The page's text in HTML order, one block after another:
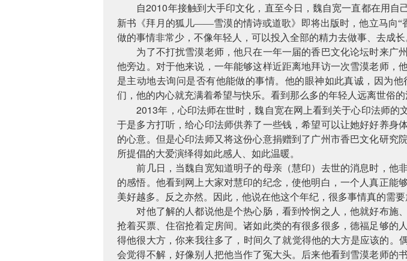
自2010年接触到大手印文化，直至今日，魏自宽一直都在用自
新书《拜月的狐儿——雪漠的情诗或道歌》即将出版时，他立马向“
做的事情非常少，不像年轻人，可以投入全部的精力去做事、去成长
为了不打扰雪漠老师，他只在一年一届的香巴文化论坛时来广
他旁边。对于他来说，一年能够这样近距离地拜访一次雪漠老师，
是主动地去询问是否有他能做的事情。他的眼神如此真诚，因为
们，他的内心就充满着希望与快乐。看到那么多的年轻人远离世俗
2013年，心印法师在世时，魏自宽在网上看到关于心印法师的
于是多方打听，给心印法师供养了一些钱，希望可以让她好好养
的心意。但是心印法师又将这份心意捐赠到了广州市香巴文化研
所提倡的大爱演绎得如此感人、如此温暖。
前几日，当魏自宽知道明子的母亲（慧印）去世的消息时，他
的感悟。他看到网上大家对慧印的纪念，使他明白，一个人真正
美好越多。反之亦然。因此，他说在他这个年纪，很多事情真的需
对他了解的人都说他是个热心肠，看到怜悯之人，他就好布施
抢着买票、住宿抢着定房间。诸如此类的有很多很多，德福足够
得他很大方，你来我往多了，时间久了就觉得他的大方是应该的。
会觉得不解，好像别人把他当作了冤大头。后来他看到雪漠老师